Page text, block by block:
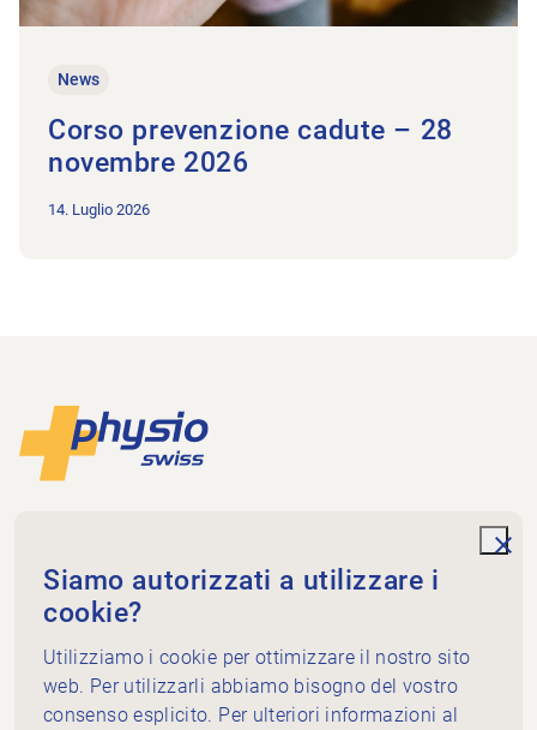
News
Corso prevenzione cadute – 28
novembre 2026
14. Luglio 2026
Piè di pagina
6934 Bioggio
+41 91 605 16 34
Media sociali
Siamo autorizzati a utilizzare i
cookie?
Utilizziamo i cookie per ottimizzare il nostro sito
web. Per utilizzarli abbiamo bisogno del vostro
consenso esplicito. Per ulteriori informazioni al